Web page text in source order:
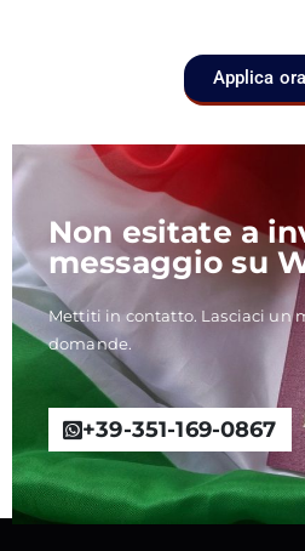
Applica
Non esitate a
messaggio su
Mettiti in contatto. Lasciaci un
domande.
+39-351-169-0867